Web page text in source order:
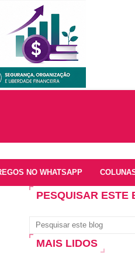
NO WHATSAPP
PESQUISAR ESTE
MAIS LIDOS